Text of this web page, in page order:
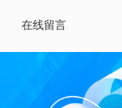
在线留言